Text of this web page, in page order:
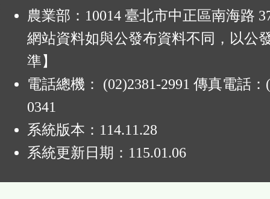
農業部：10014 臺北市中正區南海路
網站資料如與公發布資料不同，以公
準】
電話總機： (02)2381-2991 傳真電話：
0341
系統版本： 114.11.28
系統更新日期： 115.01.06